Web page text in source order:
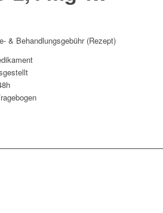
& Behandlungsgebühr (Rezept)